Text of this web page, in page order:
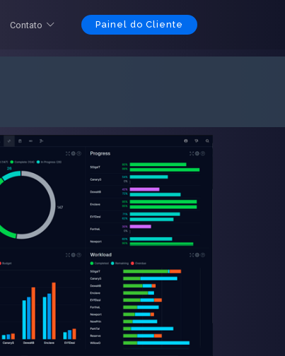
Contato Painel do Cliente